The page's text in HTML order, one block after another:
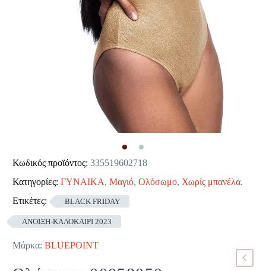
Κωδικός προϊόντος: 335519602718
Κατηγορίες: ΓΥΝΑΙΚΑ, Μαγιό, Ολόσωμο, Χωρίς μπανέλα.
Ετικέτες:
BLACK FRIDAY
ΑΝΟΙΞΗ-ΚΑΛΟΚΑΙΡΙ 2023
Μάρκα: BLUEPOINT